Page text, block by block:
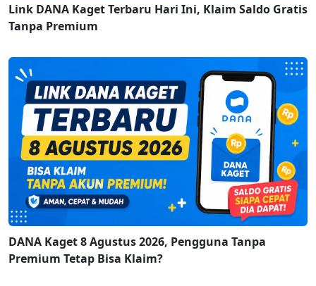
Link DANA Kaget Terbaru Hari Ini, Klaim Saldo Gratis
Tanpa Premium
DANA Kaget 8 Agustus 2026, Pengguna Tanpa
Premium Tetap Bisa Klaim?